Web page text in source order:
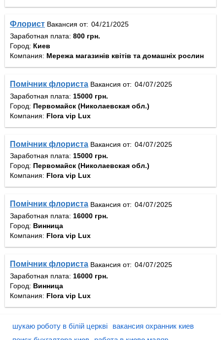
Флорист Вакансия от:
Заработная плата: 800 грн.
Город: Киев
Компания: Мережа магазинів квітів та домашніх рослин
Помічник флориста Вакансия от:
Заработная плата: 15000 грн.
Город: Первомайск (Николаевская обл.)
Компания: Flora vip Lux
Помічник флориста Вакансия от:
Заработная плата: 15000 грн.
Город: Первомайск (Николаевская обл.)
Компания: Flora vip Lux
Помічник флориста Вакансия от:
Заработная плата: 16000 грн.
Город: Винница
Компания: Flora vip Lux
Помічник флориста Вакансия от:
Заработная плата: 16000 грн.
Город: Винница
Компания: Flora vip Lux
шукаю роботу в білій церкві
вакансия охранник киев